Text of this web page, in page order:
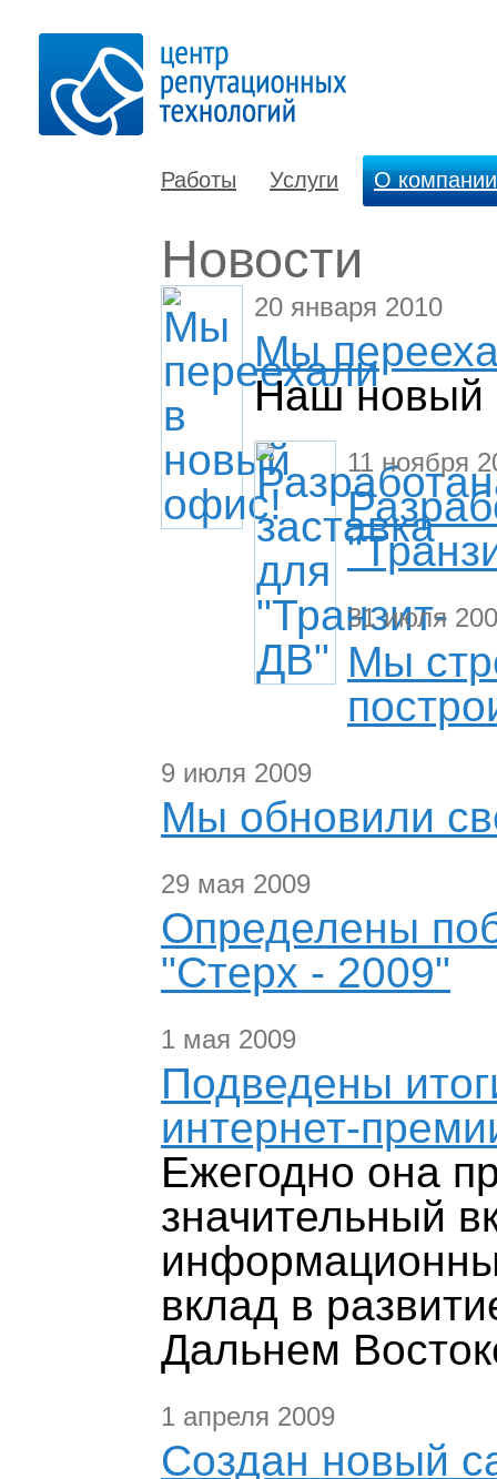
Работы Услуги О компании
Новости
20 января 2010
Мы
Наш новый
11 ноября
31 июля
Мы
9 июля 2009
Мы обновили
29 мая 2009
Определены
"Стерх - 2009"
1 мая 2009
Подведены
интернет-
Ежегодно она
значительный
вклад в
Дальнем
1 апреля 2009
Создан новый